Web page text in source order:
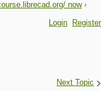
now ›
Login
Register
Next Topic ›